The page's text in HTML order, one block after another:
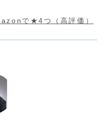
で★4つ（高評価）